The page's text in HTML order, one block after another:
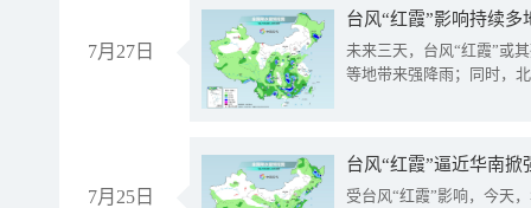
7月27日
台风“红霞”影响持续
未来三天，台风“红霞”或
等地带来强降雨；同时，
7月25日
台风“红霞”逼近华南
受台风“红霞”影响，今天